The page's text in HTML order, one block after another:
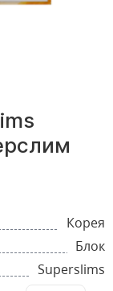
Корея
Блок
Superslims